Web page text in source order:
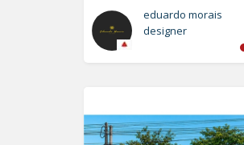
eduardo morais
designer